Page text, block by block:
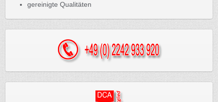
gereinigte Qualitäten